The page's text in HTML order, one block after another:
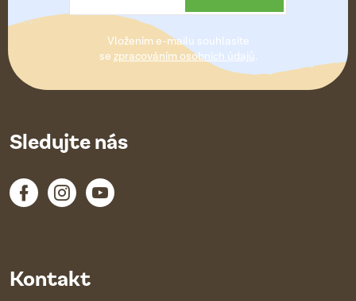
t
Vložením e-mailu souhlasíte
se zpracováním osobních údajů.
Kontakt
Sledujte nás